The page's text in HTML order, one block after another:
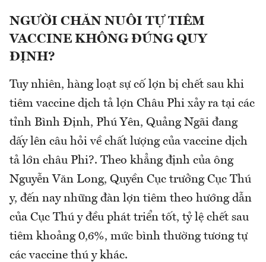
NGƯỜI CHĂN NUÔI TỰ TIÊM
VACCINE KHÔNG ĐÚNG QUY
ĐỊNH?
Tuy nhiên, hàng loạt sự cố lợn bị chết sau khi
tiêm vaccine dịch tả lợn Châu Phi xảy ra tại các
tỉnh Bình Định, Phú Yên, Quảng Ngãi đang
dấy lên câu hỏi về chất lượng của vaccine dịch
tả lớn châu Phi?. Theo khẳng định của ông
Nguyễn Văn Long, Quyền Cục trưởng Cục Thú
y, đến nay những đàn lợn tiêm theo hướng dẫn
của Cục Thú y đều phát triển tốt, tỷ lệ chết sau
tiêm khoảng 0,6%, mức bình thường tương tự
các vaccine thú y khác.